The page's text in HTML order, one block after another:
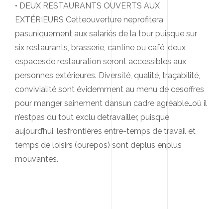
• DEUX RESTAURANTS OUVERTS AUX
EXTÉRIEURS Cetteouverture neprofitera
pasuniquement aux salariés de la tour puisque sur
six restaurants, brasserie, cantine ou café, deux
espacesde restauration seront accessibles aux
personnes extérieures. Diversité, qualité, traçabilité,
convivialité sont évidemment au menu de cesoffres
pour manger sainement dansun cadre agréable…où il
n’estpas du tout exclu detravailler, puisque
aujourd’hui, lesfrontières entre-temps de travail et
temps de loisirs (ourepos) sont deplus enplus
mouvantes.